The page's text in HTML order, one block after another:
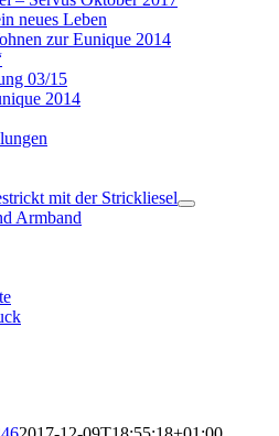
neues Leben
zur Eunique 2014
03/15
2014
mit der Strickliesel
Armband